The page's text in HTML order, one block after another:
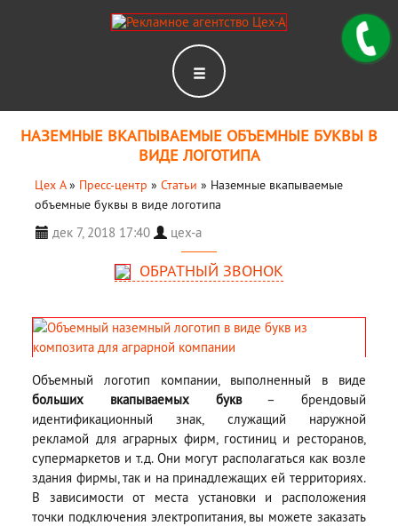
НАЗЕМНЫЕ ВКАПЫВАЕМЫЕ ОБЪЕМНЫЕ БУКВЫ В
ВИДЕ ЛОГОТИПА
Цех А» Пресс-центр » Статьи » Наземные вкапываемые
объемные буквы в виде логотипа
дек 7, 2018 17:40 цех-а
ОБРАТНЫЙ ЗВОНОК
Объемный логотип компании, выполненный в виде
больших вкапываемых букв– брендовый
идентификационный знак, служащий наружной
рекламой для аграрных фирм, гостиниц и ресторанов,
супермаркетов и т.д. Они могут располагаться как возле
здания фирмы, так и на принадлежащих ей территориях.
В зависимости от места установки и расположения
точки подключения электропитания, вы можете заказать